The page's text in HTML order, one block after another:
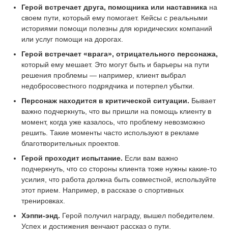
Герой встречает друга, помощника или наставника на
своем пути, который ему помогает. Кейсы с реальными
историями помощи полезны для юридических компаний
или услуг помощи на дорогах.
Герой встречает «врага», отрицательного персонажа,
который ему мешает. Это могут быть и барьеры на пути
решения проблемы — например, клиент выбрал
недобросовестного подрядчика и потерпел убытки.
Персонаж находится в критической ситуации. Бывает
важно подчеркнуть, что вы пришли на помощь клиенту в
момент, когда уже казалось, что проблему невозможно
решить. Такие моменты часто используют в рекламе
благотворительных проектов.
Герой проходит испытание. Если вам важно
подчеркнуть, что со стороны клиента тоже нужны какие-то
усилия, что работа должна быть совместной, используйте
этот прием. Например, в рассказе о спортивных
тренировках.
Хэппи-энд. Герой получил награду, вышел победителем.
Успех и достижения венчают рассказ о пути.